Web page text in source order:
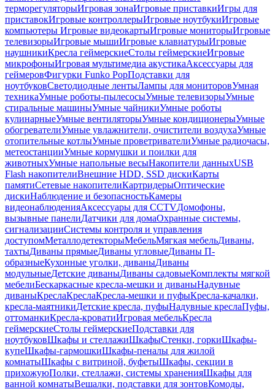
терморегуляторыИгровая зонаИгровые приставкиИгры для
приставокИгровые контроллерыИгровые ноутбукиИгровые
компьютеры Игровые видеокартыИгровые мониторыИгровые
телевизорыИгровые мышиИгровые клавиатурыИгровые
наушникиКресла геймерскиеСтолы геймерскиеИгровые
микрофоныИгровая мультимедиа акустикаАксессуары для
геймеровФигурки Funko PopПодставки для
ноутбуковСветодиодные лентыЛампы для мониторовУмная
техникаУмные роботы-пылесосыУмные телевизорыУмные
стиральные машиныУмные чайникиУмные роботы
кулинарныеУмные вентиляторыУмные кондиционерыУмные
обогревателиУмные увлажнители, очистители воздухаУмные
отопительные котлыУмные проветривателиУмные радиочасы,
метеостанцииУмные кормушки и поилки для
животныхУмные напольные весыНакопители данныхUSB
Flash накопителиВнешние HDD, SSD дискиКарты
памятиСетевые накопителиКартридерыОптические
дискиНаблюдение и безопасностьКамеры
видеонаблюденияАксессуары для CCTVДомофоны,
вызывные панелиДатчики для домаОхранные системы,
сигнализацииСистемы контроля и управления
доступомМеталлодетекторыМебельМягкая мебельДиваны,
тахтыДиваны прямыеДиваны угловыеДиваны П-
образныеКухонные уголки, диваныДиваны
модульныеДетские диваныДиваны садовыеКомплекты мягкой
мебелиБескаркасные кресла-мешки и диваныНадувные
диваныКреслаКреслаКресла-мешки и пуфыКресла-качалки,
кресла-маятникиДетские кресла, пуфыНадувные креслаПуфы,
оттоманкиКресла-кроватиИгровая мебельКресла
геймерскиеСтолы геймерскиеПодставки для
ноутбуковШкафы и стеллажиШкафыСтенки, горкиШкафы-
купеШкафы-гармошкиШкафы-пеналы для жилой
комнатыШкафы с витриной, буфетыШкафы, секции в
прихожуюПолки, стеллажи, системы храненияШкафы для
ванной комнатыВешалки, подставки для зонтовКомоды,